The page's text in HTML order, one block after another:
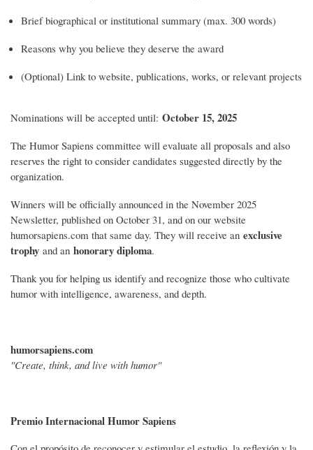
Brief biographical or institutional summary (max. 300 words)
Reasons why you believe they deserve the award
(Optional) Link to website, publications, works, or relevant projects
Nominations will be accepted until: October 15, 2025
The Humor Sapiens committee will evaluate all proposals and also
reserves the right to consider candidates suggested directly by the
organization.
Winners will be officially announced in the November 2025
Newsletter, published on October 31, and on our website
humorsapiens.com that same day. They will receive an exclusive
trophy and an honorary diploma.
Thank you for helping us identify and recognize those who cultivate
humor with intelligence, awareness, and depth.
humorsapiens.com
"Create, think, and live with humor"
Premio Internacional Humor Sapiens